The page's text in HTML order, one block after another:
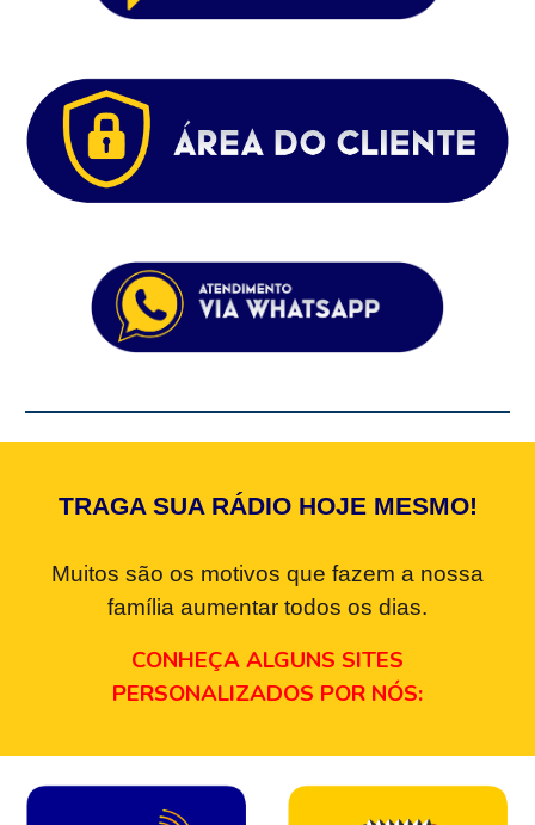
TRAGA SUA RÁDIO HOJE MESMO!
Muitos são os motivos que fazem a nossa
família aumentar todos os dias.
CONHEÇA ALGUNS SITES
PERSONALIZADOS POR NÓS: